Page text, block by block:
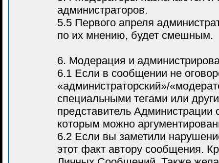
администраторов.
5.5 Первого апреля
по их мнению, будет смешным.
6. Модерация и
6.1 Если в сообщении не
«администраторский»/
специальными тегами или
представитель Администрации
которым можно
6.2 Если вы заметили
этот факт автору сообщения.